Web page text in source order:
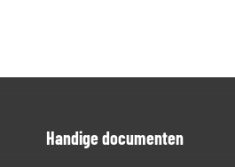
Handige documenten